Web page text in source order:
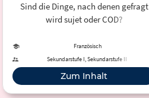
Sind die Dinge, nach denen gefragt
wird sujet oder COD?
Französisch
Sekundarstufe I, Sekundarstufe II
Zum Inhalt